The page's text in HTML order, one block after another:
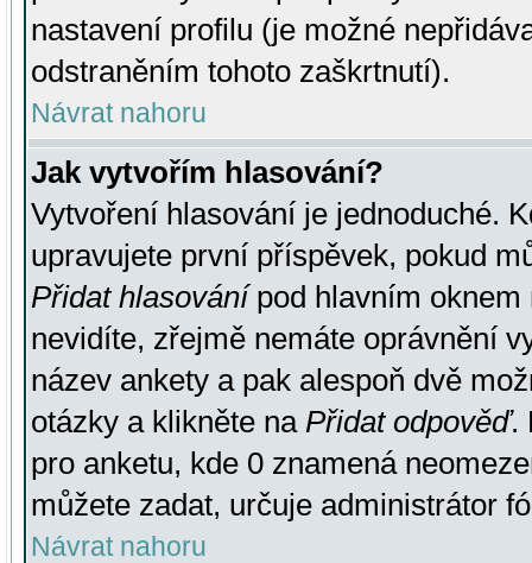
nastavení profilu (je možné
odstraněním tohoto zaškrtnutí).
Návrat nahoru
Jak vytvořím hlasování?
Vytvoření hlasování je jednoduché.
upravujete první příspěvek, pokud
Přidat hlasovánípod hlavním oknem
nevidíte, zřejmě nemáte oprávnění
název ankety a pak alespoň dvě
otázky a klikněte na Přidat odpověď.
pro anketu, kde 0 znamená
můžete zadat, určuje administrátor
Návrat nahoru